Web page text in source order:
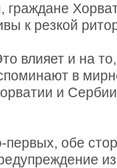
граждане
к резкой
влияет и на то,
в
и
обе